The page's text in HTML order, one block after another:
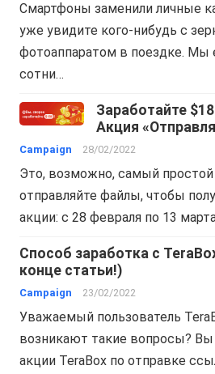
Смартфоны заменили личные
уже увидите кого-нибудь с
фотоаппаратом в поездке.
сотни…
Заработайте
Акция
началась!
Campaign 28/02/2022
Это, возможно, самый простой
отправляйте файлы, чтобы
акции: с 28 февраля по 13
Способ заработка с
конце статьи!)
Campaign 23/02/2022
Уважаемый пользователь
возникают такие вопросы? Вы
акции TeraBox по отправке